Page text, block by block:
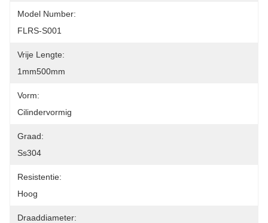
Model Number:
FLRS-S001
Vrije Lengte:
1mm500mm
Vorm:
Cilindervormig
Graad:
Ss304
Resistentie:
Hoog
Draaddiameter: